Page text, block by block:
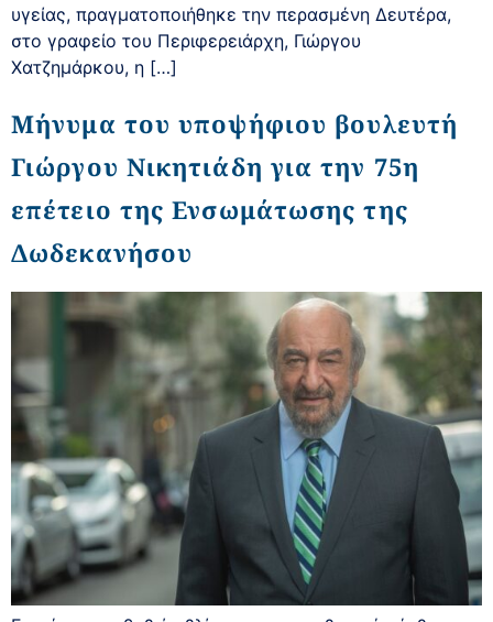
υγείας, πραγματοποιήθηκε την περασμένη Δευτέρα,
στο γραφείο του Περιφερειάρχη, Γιώργου
Χατζημάρκου, η […]
Μήνυμα του υποψήφιου βουλευτή
Γιώργου Νικητιάδη για την 75η
επέτειο της Ενσωμάτωσης της
Δωδεκανήσου